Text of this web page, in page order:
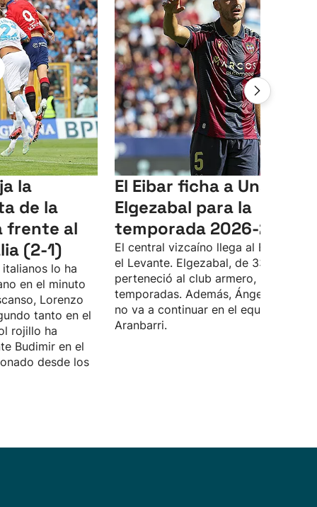
la
de la
frente al
(2-1)
lo ha
en el minuto
Lorenzo
tanto en el
rojillo ha
Budimir en el
desde los
El Eibar ficha a Unai
Elgezabal para la
temporada 2026-2027
El central vizcaíno llega al Eibar
el Levante. Elgezabal, de 33 años, ya
perteneció al club armero, hace diez
temporadas. Además, Ángel Troncho
no va a continuar en el equipo de
Aranbarri.